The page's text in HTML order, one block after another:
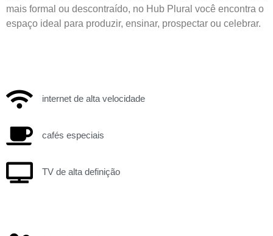
mais formal ou descontraído, no Hub Plural você encontra o
espaço ideal para produzir, ensinar, prospectar ou celebrar.
internet de alta velocidade
cafés especiais
TV de alta definição